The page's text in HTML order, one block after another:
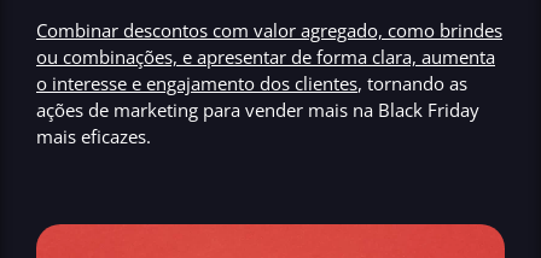
Combinar descontos com valor agregado, como brindes
ou combinações, e apresentar de forma clara, aumenta
o interesse e engajamento dos clientes, tornando as
ações de marketing para vender mais na Black Friday
mais eficazes.